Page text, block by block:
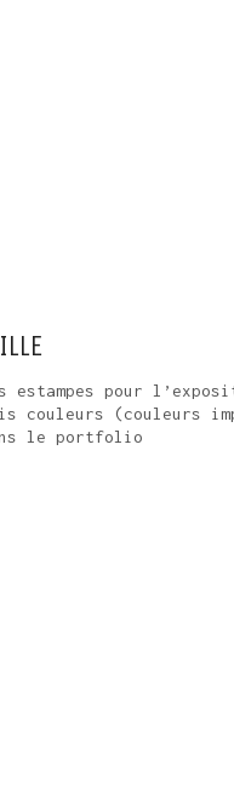
estampes pour
couleurs (couleurs
le portfolio